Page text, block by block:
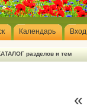
Календарь Вход
разделов и тем